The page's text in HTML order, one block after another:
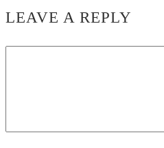
LEAVE A REPLY